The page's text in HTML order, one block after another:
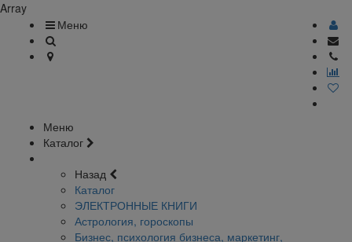
Array
Меню
Меню
Каталог
Назад
Каталог
ЭЛЕКТРОННЫЕ КНИГИ
Астрология, гороскопы
Бизнес, психология бизнеса, маркетинг,